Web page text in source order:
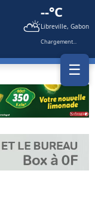
⛅
--°C
Libreville, Gabon
Chargement...
☰